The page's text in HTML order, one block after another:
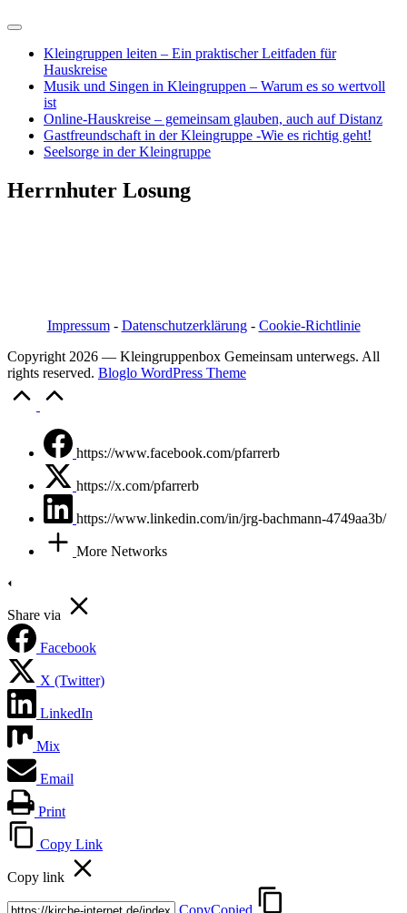
Kleingruppen leiten – Ein praktischer Leitfaden für
Hauskreise
Musik und Singen in Kleingruppen – Warum es so wertvoll
ist
Online-Hauskreise – gemeinsam glauben, auch auf Distanz
Gastfreundschaft in der Kleingruppe -Wie es richtig geht!
Seelsorge in der Kleingruppe
Herrnhuter Losung
Impressum- Datenschutzerklärung- Cookie-Richtlinie
Copyright 2026 — Kleingruppenbox Gemeinsam unterwegs. All
rights reserved. Bloglo WordPress Theme
https://www.facebook.com/pfarrerb
https://x.com/pfarrerb
https://www.linkedin.com/in/jrg-bachmann-4749aa3b/
More Networks
Share via
Facebook
X (Twitter)
LinkedIn
Mix
Email
Print
Copy Link
Copy link
CopyCopied